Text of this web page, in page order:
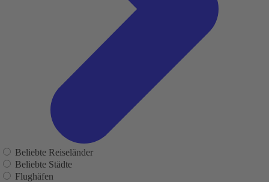
Beliebte Reiseländer
Beliebte Städte
Flughäfen